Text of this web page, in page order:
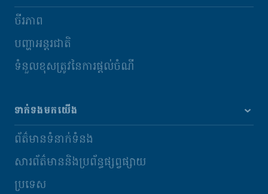
ចីរភាព
បញ្ហាអន្តរជាតិ
ទំនួលខុសត្រូវនៃការផ្តល់ចំណី
ទាក់ទងមកយើង
ព័ត៌មានទំនាក់ទំនង
សារព័ត៌មាននិងប្រព័ន្ធផ្សព្វផ្សាយ
ប្រទេស